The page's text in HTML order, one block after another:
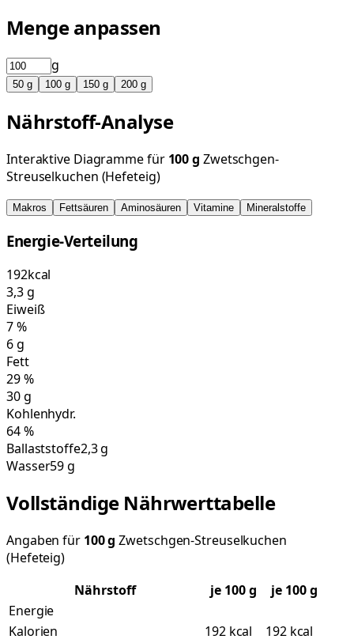
Menge anpassen
g
50 g 100 g 150 g 200 g
Nährstoff-Analyse
Interaktive Diagramme für 100g Zwetschgen-
Streuselkuchen (Hefeteig)
Makros Fettsäuren Aminosäuren Vitamine Mineralstoffe
Energie-Verteilung
192kcal
3,3g
Eiweiß
7%
6g
Fett
29%
30g
Kohlenhydr.
64%
Ballaststoffe2,3 g
Wasser59 g
Vollständige Nährwerttabelle
Angaben für 100g Zwetschgen-Streuselkuchen
(Hefeteig)
Nährstoff
je 100g
je 100 g
Energie
Kalorien
192 kcal 192 kcal